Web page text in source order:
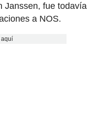
Janssen, fue todavía
a NOS.
aquí